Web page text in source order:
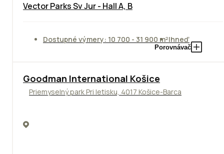
Vector Parks Sv Jur - Hall A, B
Dostupné výmery: 10 700 - 31 900 m²Ihneď
Porovnávač
Goodman International Košice
Priemyselný park Pri letisku, 4017 Košice-Barca